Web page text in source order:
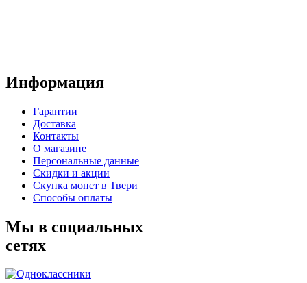
Информация
Гарантии
Доставка
Контакты
О магазине
Персональные данные
Скидки и акции
Скупка монет в Твери
Способы оплаты
Мы в социальных
сетях